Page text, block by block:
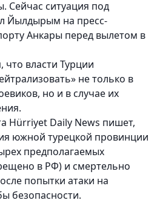
Сейчас ситуация под
Йылдырым на пресс-
Анкары перед вылетом в
что власти Турции
не только в
но и в случае их
Hürriyet Daily News пишет,
южной турецкой провинции
предполагаемых
в РФ) и смертельно
попытки атаки на
безопасности.